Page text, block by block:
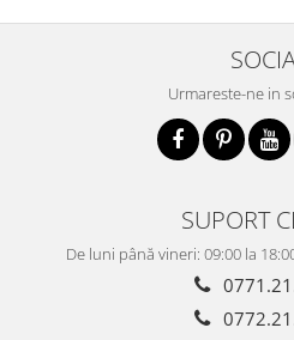
Urmareste-ne in
SUPORT
De luni până vineri: 09:00 la